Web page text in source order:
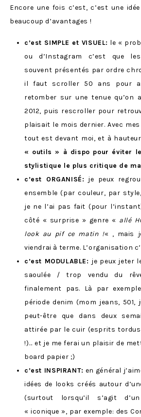
Encore une fois c’est, c’est une
beaucoup d’avantages !
c’est SIMPLE et VISUEL: le «
ou d’Instagram c’est que
souvent présentés par ordre
il faut scroller 50 ans pour
retomber sur une tenue qu’on
2012, puis rescroller pour
plaisait le mois dernier. Avec
tout est devant moi, et à
« outils » à dispo pour éviter
stylistique le plus critique de
c’est ORGANISÉ: je peux
ensemble (par couleur, par
je ne l’ai pas fait (pour
côté « surprise » genre « allé
look au pif ce matin !« , mais
viendrai à terme. L’organisation
c’est MODULABLE: je peux jeter
saoulée / trop vendu du
finalement pas. Là par
période denim (mom jeans, 501,
peut-être que dans deux
attirée par le cuir (esprits
!)… et je me ferai un plaisir de
board papier ;)
c’est INSPIRANT: en général
idées de looks créés autour
(surtout lorsqu’il s’agit
« iconique », par exemple: des